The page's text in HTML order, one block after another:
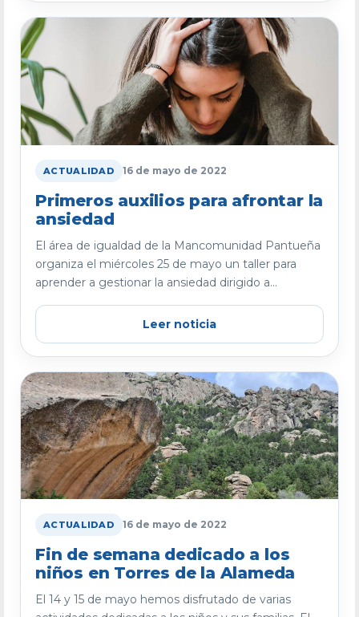
ACTUALIDAD 16 de mayo de 2022
Primeros auxilios para afrontar la
ansiedad
El área de igualdad de la Mancomunidad Pantueña
organiza el miércoles 25 de mayo un taller para
aprender a gestionar la ansiedad dirigido a...
Leer noticia
ACTUALIDAD 16 de mayo de 2022
Fin de semana dedicado a los
niños en Torres de la Alameda
El 14 y 15 de mayo hemos disfrutado de varias